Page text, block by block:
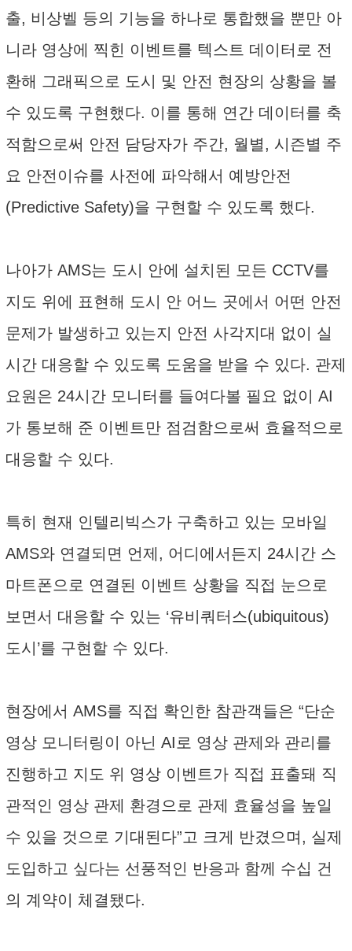
출, 비상벨 등의 기능을 하나로 통합했을 뿐만 아
니라 영상에 찍힌 이벤트를 텍스트 데이터로 전
환해 그래픽으로 도시 및 안전 현장의 상황을 볼
수 있도록 구현했다. 이를 통해 연간 데이터를 축
적함으로써 안전 담당자가 주간, 월별, 시즌별 주
요 안전이슈를 사전에 파악해서 예방안전
(Predictive Safety)을 구현할 수 있도록 했다.
나아가 AMS는 도시 안에 설치된 모든 CCTV를
지도 위에 표현해 도시 안 어느 곳에서 어떤 안전
문제가 발생하고 있는지 안전 사각지대 없이 실
시간 대응할 수 있도록 도움을 받을 수 있다. 관제
요원은 24시간 모니터를 들여다볼 필요 없이 AI
가 통보해 준 이벤트만 점검함으로써 효율적으로
대응할 수 있다.
특히 현재 인텔리빅스가 구축하고 있는 모바일
AMS와 연결되면 언제, 어디에서든지 24시간 스
마트폰으로 연결된 이벤트 상황을 직접 눈으로
보면서 대응할 수 있는 ‘유비쿼터스(ubiquitous)
도시’를 구현할 수 있다.
현장에서 AMS를 직접 확인한 참관객들은 “단순
영상 모니터링이 아닌 AI로 영상 관제와 관리를
진행하고 지도 위 영상 이벤트가 직접 표출돼 직
관적인 영상 관제 환경으로 관제 효율성을 높일
수 있을 것으로 기대된다”고 크게 반겼으며, 실제
도입하고 싶다는 선풍적인 반응과 함께 수십 건
의 계약이 체결됐다.